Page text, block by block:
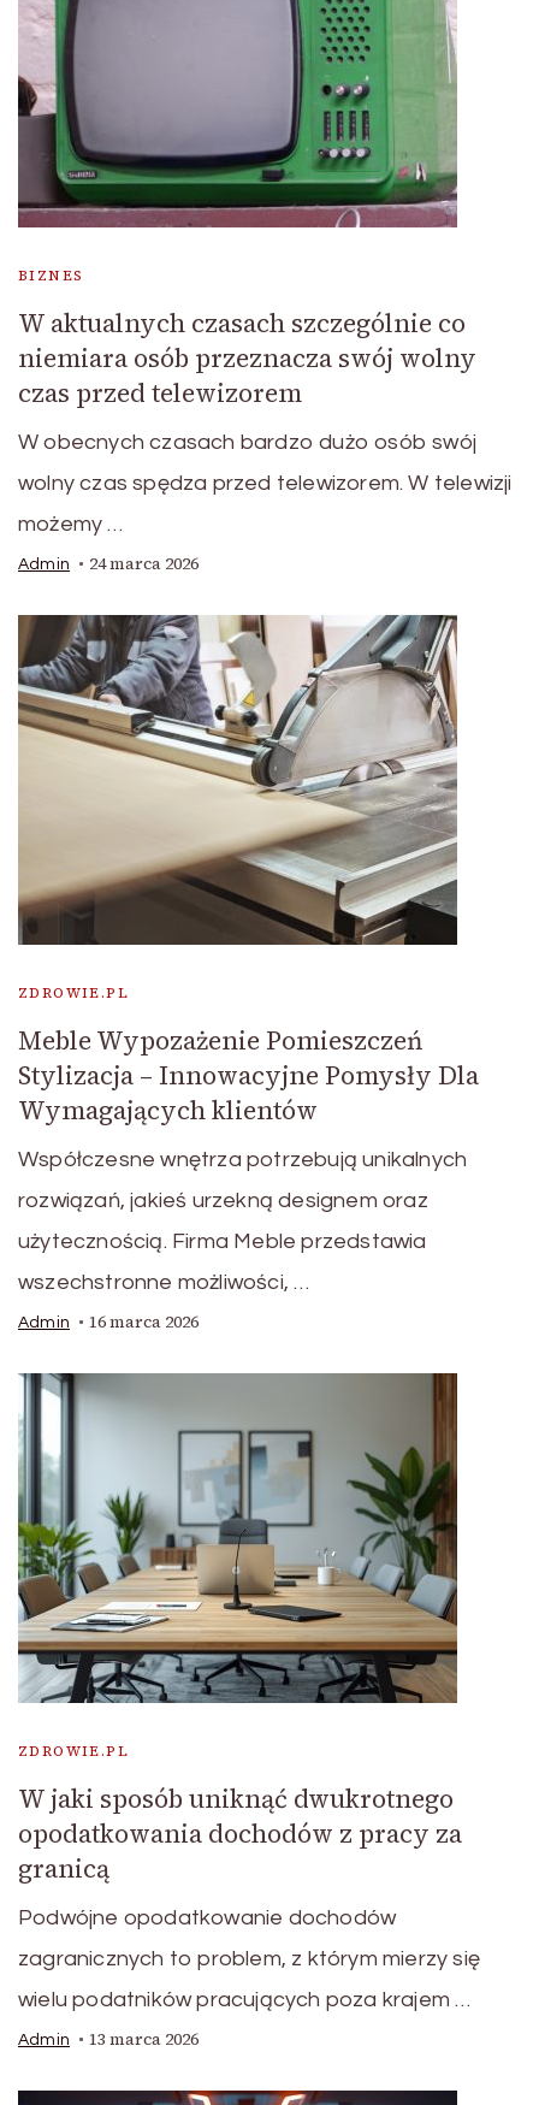
BIZNES
W aktualnych czasach szczególnie co
niemiara osób przeznacza swój wolny
czas przed telewizorem
W obecnych czasach bardzo dużo osób swój
wolny czas spędza przed telewizorem. W telewizji
możemy …
Admin 24 marca 2026
ZDROWIE.PL
Meble Wypozażenie Pomieszczeń
Stylizacja – Innowacyjne Pomysły Dla
Wymagających klientów
Współczesne wnętrza potrzebują unikalnych
rozwiązań, jakieś urzekną designem oraz
użytecznością. Firma Meble przedstawia
wszechstronne możliwości, …
Admin 16 marca 2026
ZDROWIE.PL
W jaki sposób uniknąć dwukrotnego
opodatkowania dochodów z pracy za
granicą
Podwójne opodatkowanie dochodów
zagranicznych to problem, z którym mierzy się
wielu podatników pracujących poza krajem …
Admin 13 marca 2026